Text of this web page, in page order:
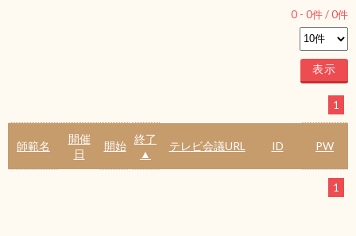
0 - 0件 /0件
1
師範名
開催
日
開始
終了
▲
テレビ会議URL ID PW
1